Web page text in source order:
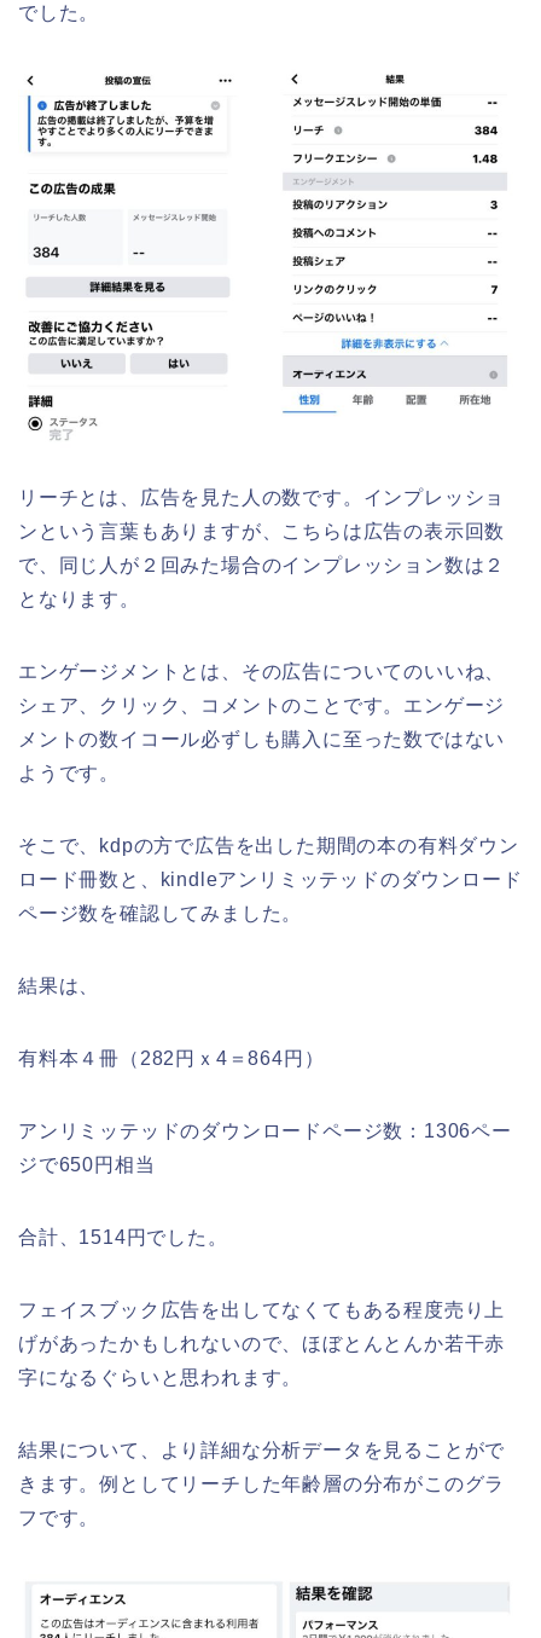
でした。
リーチとは、広告を見た人の数です。インプレッショ
ンという言葉もありますが、こちらは広告の表示回数
で、同じ人が２回みた場合のインプレッション数は２
となります。
エンゲージメントとは、その広告についてのいいね、
シェア、クリック、コメントのことです。エンゲージ
メントの数イコール必ずしも購入に至った数ではない
ようです。
そこで、kdpの方で広告を出した期間の本の有料ダウン
ロード冊数と、kindleアンリミッテッドのダウンロード
ページ数を確認してみました。
結果は、
有料本４冊（282円ｘ4＝864円）
アンリミッテッドのダウンロードページ数：1306ペー
ジで650円相当
合計、1514円でした。
フェイスブック広告を出してなくてもある程度売り上
げがあったかもしれないので、ほぼとんとんか若干赤
字になるぐらいと思われます。
結果について、より詳細な分析データを見ることがで
きます。例としてリーチした年齢層の分布がこのグラ
フです。